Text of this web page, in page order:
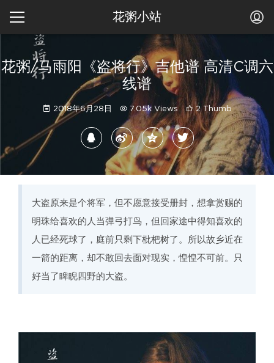
花粥小站
花粥/马雨阳《盗将行》吉他谱 高清C调六
线谱
2018年6月28日 7.05k Views 2 Thumb
大盗原来是个将军，但不愿意接受册封，想拿赏赐的
明珠给喜欢的人当弹弓打鸟，但回家途中得知喜欢的
人已经死球了，庭前只剩下枇杷树了。所以故乡近在
一箭的距离，却不敢回去面对现实，惶惶不可前。只
好当了睥睨四野的大盗。